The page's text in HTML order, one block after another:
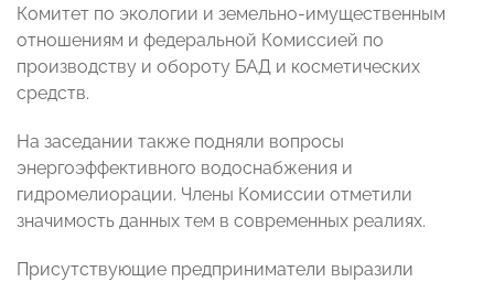
Комитет по экологии и земельно-имущественным
отношениям и федеральной Комиссией по
производству и обороту БАД и косметических
средств.
На заседании также подняли вопросы
энергоэффективного водоснабжения и
гидромелиорации. Члены Комиссии отметили
значимость данных тем в современных реалиях.
Присутствующие предприниматели выразили